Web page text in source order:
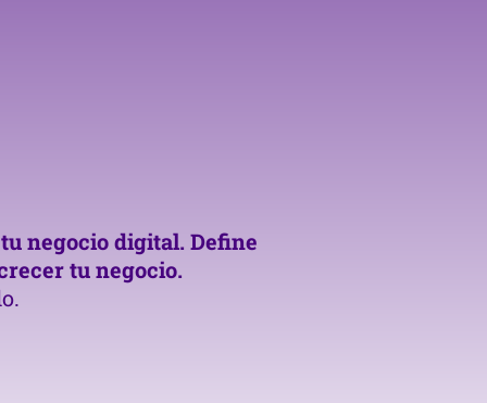
negocio digital. Define
tu negocio.